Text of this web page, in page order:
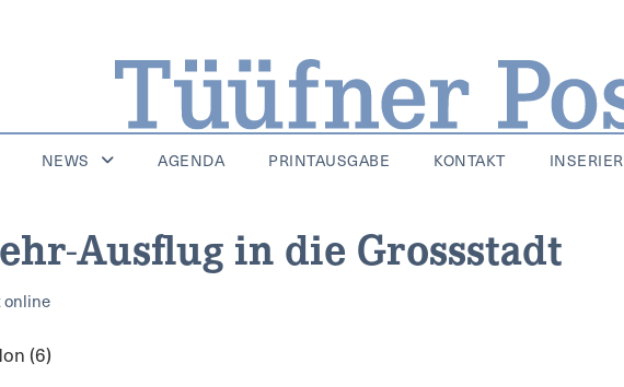
NEWS AGENDA PRINTAUSGABE KONTAKT
Ausflug in die Grossstadt
online